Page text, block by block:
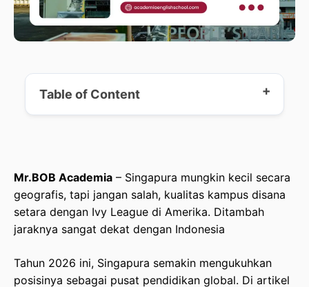
Table of Content
Daftar 11 Universitas Terbaik di Singapura 2026
Beasiswa yang Tersedia untuk Kuliah Gratis di
Universitas Terbaik di Singapura
Estimasi Biaya: Persiapan & Biaya Hidup
Mr.BOB Academia – Singapura mungkin kecil secara
geografis, tapi jangan salah, kualitas kampus disana
setara dengan Ivy League di Amerika. Ditambah
jaraknya sangat dekat dengan Indonesia
Tahun 2026 ini, Singapura semakin mengukuhkan
posisinya sebagai pusat pendidikan global. Di artikel